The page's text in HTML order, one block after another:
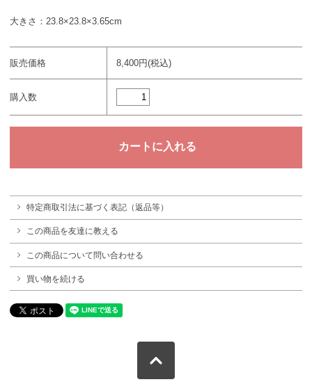
大きさ：23.8×23.8×3.65cm
販売価格 8,400円(税込)
購入数
特定商取引法に基づく表記（返品等）
この商品を友達に教える
この商品について問い合わせる
買い物を続ける